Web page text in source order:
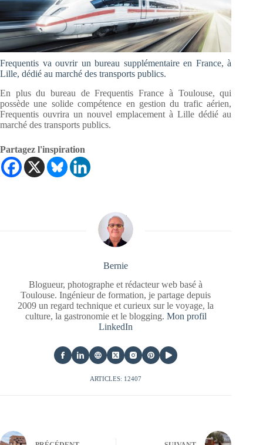
Frequentis va ouvrir un bureau supplémentaire en France, à
Lille, dédié au marché des transports publics.
En plus du bureau de Frequentis France à Toulouse, qui
possède une solide compétence en gestion du trafic aérien,
Frequentis ouvrira un nouvel emplacement à Lille dédié au
marché des transports publics.
Partagez l'inspiration
Bernie
Blogueur, photographe et rédacteur web basé à
Toulouse. Ingénieur de formation, je partage depuis
2009 un regard technique et curieux sur le voyage, la
culture, la gastronomie et le blogging. Mon profil
LinkedIn
ARTICLES: 12407